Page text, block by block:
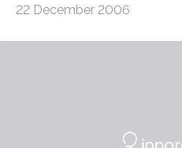
22 December 2006